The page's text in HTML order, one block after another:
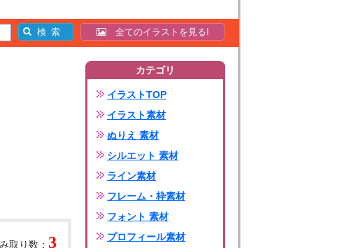
全てのイラストを見る!
取り数： 3
カテゴリ
イラストTOP
イラスト素材
ぬりえ 素材
シルエット 素材
ライン素材
フレーム・枠素材
フォント 素材
プロフィール素材